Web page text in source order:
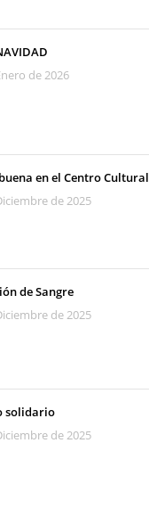
de 2026
en el Centro Cultural
de 2025
de Sangre
de 2025
solidario
de 2025